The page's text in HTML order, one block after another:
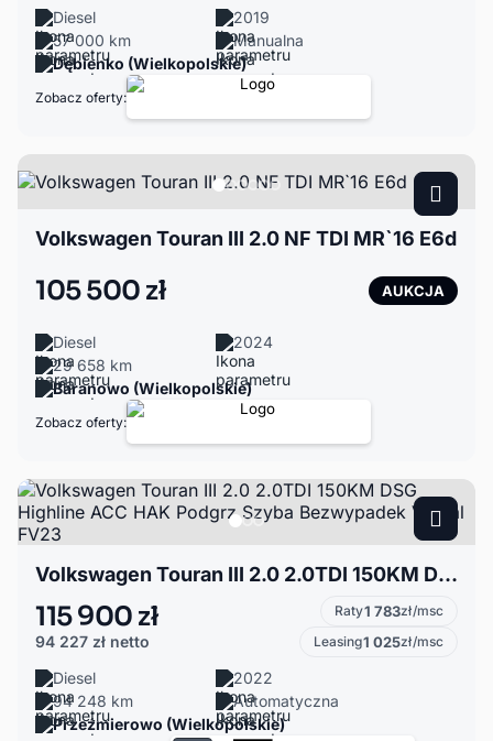
Diesel
2019
57 000 km
Manualna
Dębienko (Wielkopolskie)
Zobacz oferty:
Volkswagen Touran III 2.0 NF TDI MR`16 E6d
105 500 zł AUKCJA
Diesel
2024
29 658 km
Baranowo (Wielkopolskie)
Zobacz oferty:
Volkswagen Touran III 2.0 2.0TDI 150KM DSG Highline ACC HAK Podgrz.Szyba Bezwypadek Virtual FV23
115 900 zł
94 227 zł netto
Raty1 783zł/msc
Leasing1 025zł/msc
Diesel
2022
94 248 km
Automatyczna
Przeźmierowo (Wielkopolskie)